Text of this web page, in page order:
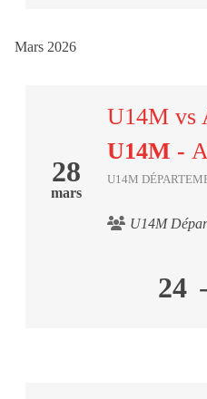
Mars 2026
28
mars
U14M vs
U14M -
U14M
U14M
24 -